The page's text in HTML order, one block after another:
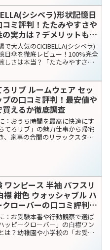
のクーポン情報は商品ページで
！
シシベラ)形状記憶日
ミ評判！たたみやすさや
実力は？デメリットも隠
ビュー
で大人気のCICIBELLA(シシベラ)
日傘を徹底レビュー！100%完全
しさは本当？「たたみやすさ」
適な日傘選びの参考にしてくだ
ろリブ ルームウェア セッ
プの口コミ評判！最安値や
買えるか徹底調査
：おうち時間を最高に快適にす
てろリブ」の魅力仕事から帰宅
、家事の合間のリラックスタイ
ワンピース 半袖 パフスリ
襟 紺色 ウォッシャブル ハ
クローバーの口コミ評判！
どこで買えるか徹底調査
：お受験本番や行動観察で選ば
ッピークローバー」の白襟ワン
は？幼稚園や小学校の「お受